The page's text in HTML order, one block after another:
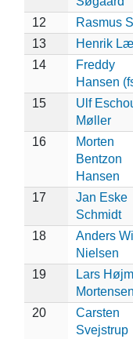
12 Rasmus
13
Henrik
14
Freddy
Hansen
15
Ulf
Møller
16
Morten
Bentzon
Hansen
17
Jan Eske
Schmidt
18
Anders
Nielsen
19
Lars
Mortensen
20
Carsten
Svejstrup